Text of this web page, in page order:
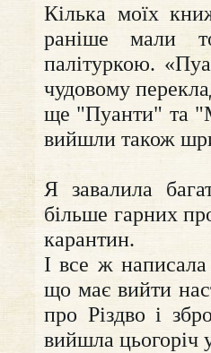
Кілька моїх
раніше мали
палітуркою.
чудовому
ще "Пуанти" та
вийшли також
Я завалила
більше гарних
карантин.
І все ж
що має вийти
про Різдво і
вийшла цьогоріч